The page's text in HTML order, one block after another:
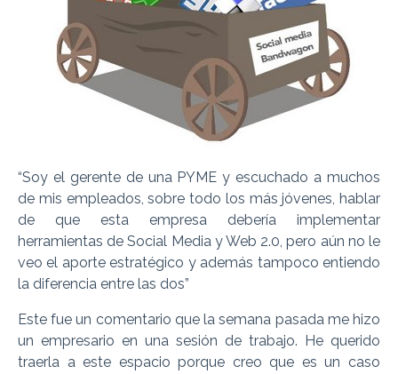
“Soy el gerente de una PYME y escuchado a muchos
de mis empleados, sobre todo los más jóvenes, hablar
de que esta empresa debería implementar
herramientas de Social Media y Web 2.0, pero aún no le
veo el aporte estratégico y además tampoco entiendo
la diferencia entre las dos”
Este fue un comentario que la semana pasada me hizo
un empresario en una sesión de trabajo. He querido
traerla a este espacio porque creo que es un caso